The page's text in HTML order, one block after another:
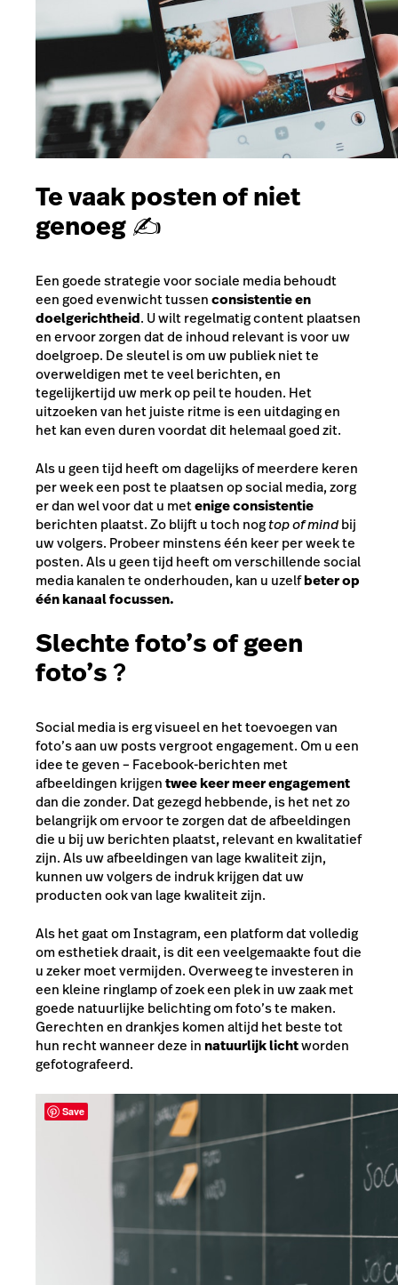
Te vaak posten of niet
genoeg ✍
Een goede strategie voor sociale media behoudt
een goed evenwicht tussenconsistentie en
doelgerichtheid. U wilt regelmatig content plaatsen
en ervoor zorgen dat de inhoud relevant is voor uw
doelgroep. De sleutel is om uw publiek niet te
overweldigen met te veel berichten, en
tegelijkertijd uw merk op peil te houden. Het
uitzoeken van het juiste ritme is een uitdaging en
het kan even duren voordat dit helemaal goed zit.
Als u geen tijd heeft om dagelijks of meerdere keren
per week een post te plaatsen op social media, zorg
er dan wel voor dat u metenige consistentie
berichten plaatst. Zo blijft u toch nogtop of mindbij
uw volgers. Probeer minstens één keer per week te
posten. Als u geen tijd heeft om verschillende social
media kanalen te onderhouden, kan u uzelfbeter op
één kanaal focussen.
Slechte foto’s of geen
foto’s?
Social media is erg visueel en het toevoegen van
foto’s aan uw posts vergroot engagement. Om u een
idee te geven – Facebook-berichten met
afbeeldingen krijgentwee keer meer engagement
dan die zonder. Dat gezegd hebbende, is het net zo
belangrijk om ervoor te zorgen dat de afbeeldingen
die u bij uw berichten plaatst, relevant en kwalitatief
zijn. Als uw afbeeldingen van lage kwaliteit zijn,
kunnen uw volgers de indruk krijgen dat uw
producten ook van lage kwaliteit zijn.
Als het gaat om Instagram, een platform dat volledig
om esthetiek draait, is dit een veelgemaakte fout die
u zeker moet vermijden. Overweeg te investeren in
een kleine ringlamp of zoek een plek in uw zaak met
goede natuurlijke belichting om foto’s te maken.
Gerechten en drankjes komen altijd het beste tot
hun recht wanneer deze innatuurlijk lichtworden
gefotografeerd.
Save